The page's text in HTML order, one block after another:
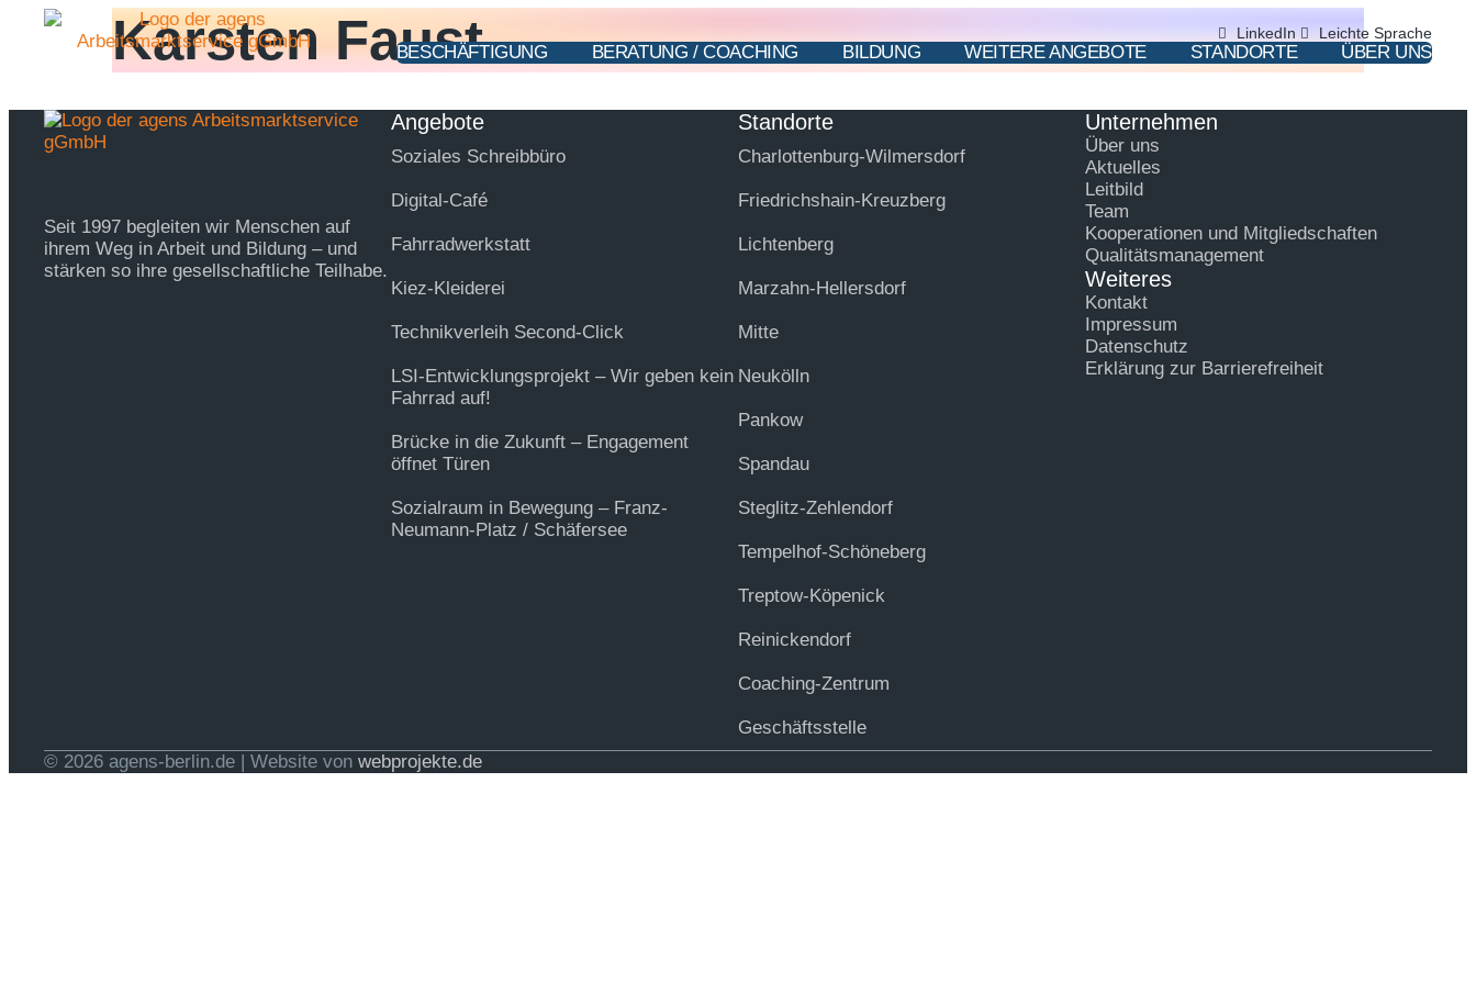
Inhalt
springen
LinkedIn Leichte Sprache
BESCHÄFTIGUNG BERATUNG / COACHING BILDUNG WEITERE ANGEBOTE STANDORTE ÜBER UNS
Karsten Faust
Seit 1997 begleiten wir Menschen auf
ihrem Weg in Arbeit und Bildung – und
stärken so ihre gesellschaftliche Teilhabe.
Angebote
Soziales Schreibbüro
Digital-Café
Fahrradwerkstatt
Kiez-Kleiderei
Technikverleih Second-Click
LSI-Entwicklungsprojekt – Wir geben kein
Fahrrad auf!
Brücke in die Zukunft – Engagement
öffnet Türen
Sozialraum in Bewegung – Franz-
Neumann-Platz / Schäfersee
Standorte
Charlottenburg-Wilmersdorf
Friedrichshain-Kreuzberg
Lichtenberg
Marzahn-Hellersdorf
Mitte
Neukölln
Pankow
Spandau
Steglitz-Zehlendorf
Tempelhof-Schöneberg
Treptow-Köpenick
Reinickendorf
Coaching-Zentrum
Geschäftsstelle
Unternehmen
Über uns
Aktuelles
Leitbild
Team
Kooperationen und Mitgliedschaften
Qualitätsmanagement
Weiteres
Kontakt
Impressum
Datenschutz
Erklärung zur Barrierefreiheit
© 2026 agens-berlin.de | Website von webprojekte.de